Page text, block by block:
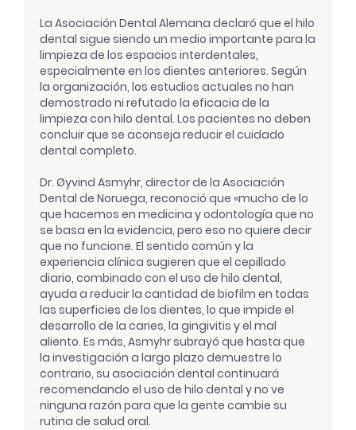
La Asociación Dental Alemana declaró que el hilo
dental sigue siendo un medio importante para la
limpieza de los espacios interdentales,
especialmente en los dientes anteriores. Según
la organización, los estudios actuales no han
demostrado ni refutado la eficacia de la
limpieza con hilo dental. Los pacientes no deben
concluir que se aconseja reducir el cuidado
dental completo.
Dr. Øyvind Asmyhr, director de la Asociación
Dental de Noruega, reconoció que «mucho de lo
que hacemos en medicina y odontología que no
se basa en la evidencia, pero eso no quiere decir
que no funcione. El sentido común y la
experiencia clínica sugieren que el cepillado
diario, combinado con el uso de hilo dental,
ayuda a reducir la cantidad de biofilm en todas
las superficies de los dientes, lo que impide el
desarrollo de la caries, la gingivitis y el mal
aliento. Es más, Asmyhr subrayó que hasta que
la investigación a largo plazo demuestre lo
contrario, su asociación dental continuará
recomendando el uso de hilo dental y no ve
ninguna razón para que la gente cambie su
rutina de salud oral.